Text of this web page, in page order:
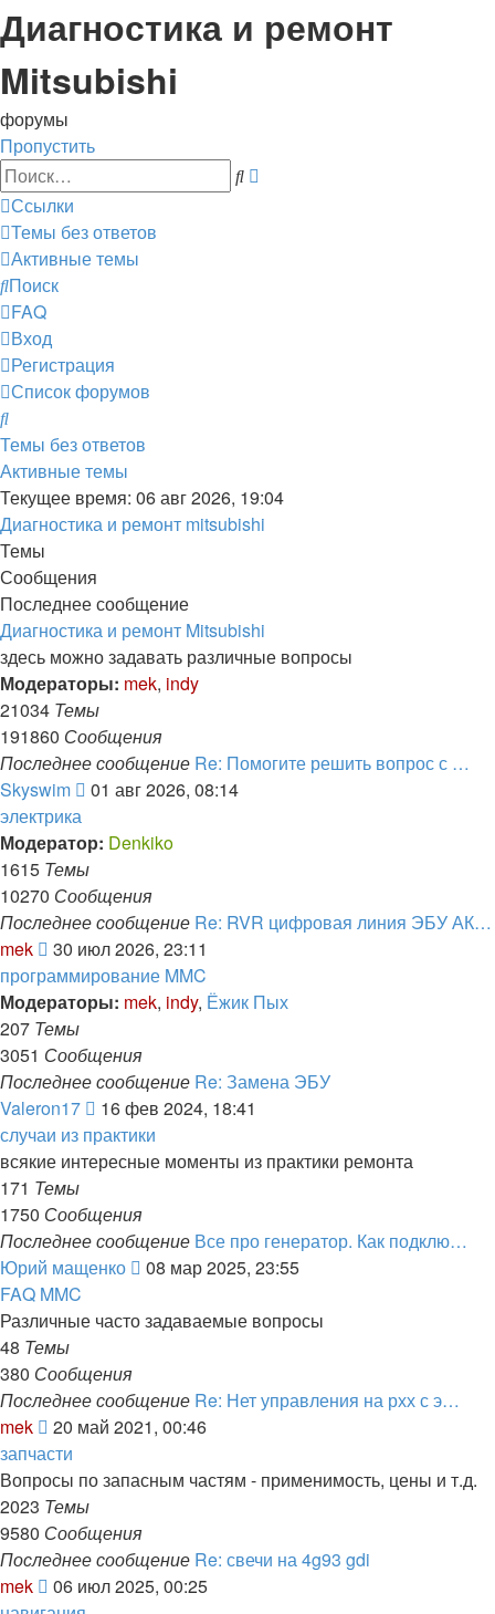
Диагностика и ремонт
Mitsubishi
форумы
Пропустить
Поиск
Ссылки
Темы без ответов
Активные темы
Поиск
FAQ
Вход
Регистрация
Список форумов
Поиск
Темы без ответов
Активные темы
Текущее время: 06 авг 2026, 19:04
Диагностика и ремонт mitsubishi
Темы
Сообщения
Последнее сообщение
Диагностика и ремонт Mitsubishi
здесь можно задавать различные вопросы
Модераторы: mek, indy
21034 Темы
191860 Сообщения
Последнее сообщение Re: Помогите решить вопрос с …
Skyswim
Перейти
последнему
сообщению
01 авг 2026, 08:14
электрика
Модератор: Denkiko
1615 Темы
10270 Сообщения
Последнее сообщение Re: RVR цифровая линия ЭБУ АК…
mek
Перейти
к
последнему
сообщению
30 июл 2026, 23:11
программирование MMC
Модераторы: mek, indy, Ёжик Пых
207 Темы
3051 Сообщения
Последнее сообщение Re: Замена ЭБУ
Valeron17
Перейти
к
последнему
16 фев 2024, 18:41
случаи из практики
всякие интересные моменты из практики ремонта
171 Темы
1750 Сообщения
Последнее сообщение Все про генератор. Как подклю…
Юрий мащенко
Перейти
последнему
08 мар 2025, 23:55
FAQ MMC
Различные часто задаваемые вопросы
48 Темы
380 Сообщения
Последнее сообщение Re: Нет управления на рхх с э…
mek
Перейти
к
последнему
сообщению
20 май 2021, 00:46
запчасти
Вопросы по запасным частям - применимость, цены и т.д.
2023 Темы
9580 Сообщения
Последнее сообщение Re: свечи на 4g93 gdi
mek
Перейти
06 июл 2025, 00:25